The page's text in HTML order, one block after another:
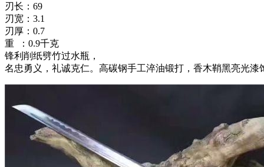
刃长：69
刃宽：3.1
刃厚：0.7
重 ：0.9千克
锋利削纸劈竹过水瓶，
名忠勇义，礼诚克仁。高碳钢手工淬油锻打，香木鞘黑亮光漆